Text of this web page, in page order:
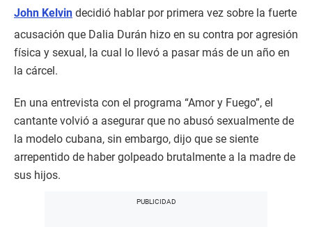
John Kelvin decidió hablar por primera vez sobre la fuerte
acusación que Dalia Durán hizo en su contra por agresión
física y sexual, la cual lo llevó a pasar más de un año en
la cárcel.
En una entrevista con el programa “Amor y Fuego”, el
cantante volvió a asegurar que no abusó sexualmente de
la modelo cubana, sin embargo, dijo que se siente
arrepentido de haber golpeado brutalmente a la madre de
sus hijos.